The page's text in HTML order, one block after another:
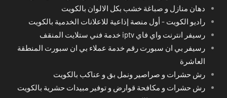
دهان منازل و صباغة خشب بكل الالوان بالكويت
راديو الكويت - أول منصة إذاعية للاعلانات الخدمية بالكويت
رسيفر انترنت واي فاي iptv خدمة فني ستلايت المنقف
رسيفر بي ان سبورت رقم خدمة عملاء بي ان سبورت المنطقة
العاشرة
رش حشرات و صراصير ونمل بق و عناكب بالكويت
رش حشرات و مكافحة قوارض و توفير مبيدات حشرية بالكويت